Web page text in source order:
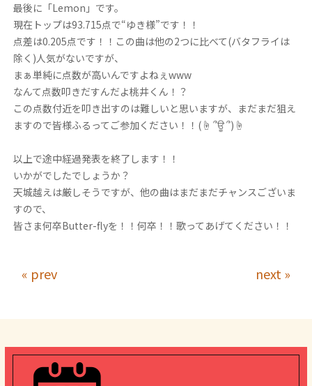
最後に「Lemon」です。
現在トップは93.715点で“ゆき様”です！！
点差は0.205点です！！この曲は他の2つに比べて(バタフライは
除く)人気がないですが、
まぁ単純に点数が高いんですよねぇwww
なんて点数叩きだすんだよ桃井くん！？
この点数付近を叩き出すのは難しいと思いますが、まだまだ狙え
ますので皆様ふるってご参加ください！！(☝︎ ՞ਊ ՞)☝︎
以上で途中経過発表を終了します！！
いかがでしたでしょうか？
天城越えは厳しそうですが、他の曲はまだまだチャンスございま
すので、
皆さま何卒Butter-flyを！！何卒！！歌ってあげてください！！
« prev next »